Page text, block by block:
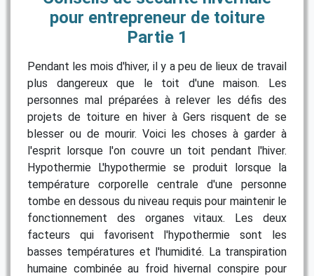
pour entrepreneur de toiture
Partie 1
Pendant les mois d'hiver, il y a peu de lieux de travail
plus dangereux que le toit d'une maison. Les
personnes mal préparées à relever les défis des
projets de toiture en hiver à Gers risquent de se
blesser ou de mourir. Voici les choses à garder à
l'esprit lorsque l'on couvre un toit pendant l'hiver.
Hypothermie L'hypothermie se produit lorsque la
température corporelle centrale d'une personne
tombe en dessous du niveau requis pour maintenir le
fonctionnement des organes vitaux. Les deux
facteurs qui favorisent l'hypothermie sont les
basses températures et l'humidité. La transpiration
humaine combinée au froid hivernal conspire pour